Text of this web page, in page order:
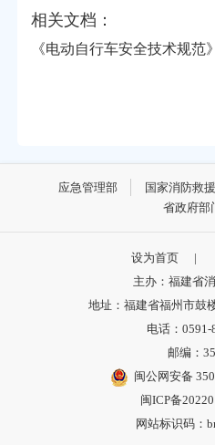
相关文档：
《电动自行车安全技术规范
应急管理部 国家消防救
省政府部
设为首页 |
主办：福建省
地址：福建省福州市鼓
电话：0591-
邮编：
闽公网安备
闽ICP备
网站标识码：